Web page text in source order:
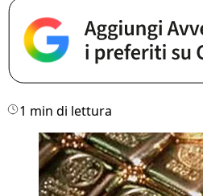
1 min di lettura